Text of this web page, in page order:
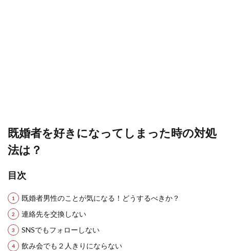
既婚者を好きになってしまった時の対処
法は？
目次
既婚者男性のことが気になる！どうするべきか？
連絡先を交換しない
SNSでもフォローしない
飲み会でも２人きりにならない